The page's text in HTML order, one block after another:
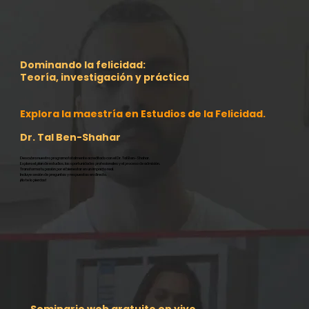
Dominando la felicidad:
Teoría, investigación y práctica
Explora la maestría en Estudios de la Felicidad.
Dr. Tal Ben-Shahar
Descubra nuestro programa totalmente acreditado con el Dr. Tal Ben-Shahar.
Explora el plan de estudios, las oportunidades profesionales y el proceso de admisión.
Transforma tu pasión por el bienestar en un impacto real.
Incluye sesión de preguntas y respuestas en directo.
¡No te lo pierdas!